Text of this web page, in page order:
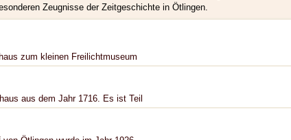
Zeugnisse der Zeitgeschichte in Ötlingen.
zum kleinen Freilichtmuseum
aus dem Jahr 1716. Es ist Teil